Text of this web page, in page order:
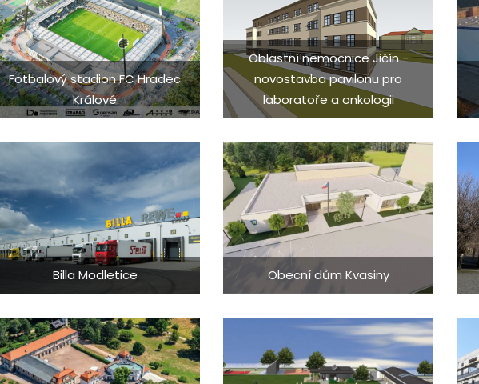
Fotbalový stadion FC Hradec
Králové
Oblastní nemocnice Jičín -
novostavba pavilonu pro
laboratoře a onkologii
Billa Modletice Obecní dům Kvasiny